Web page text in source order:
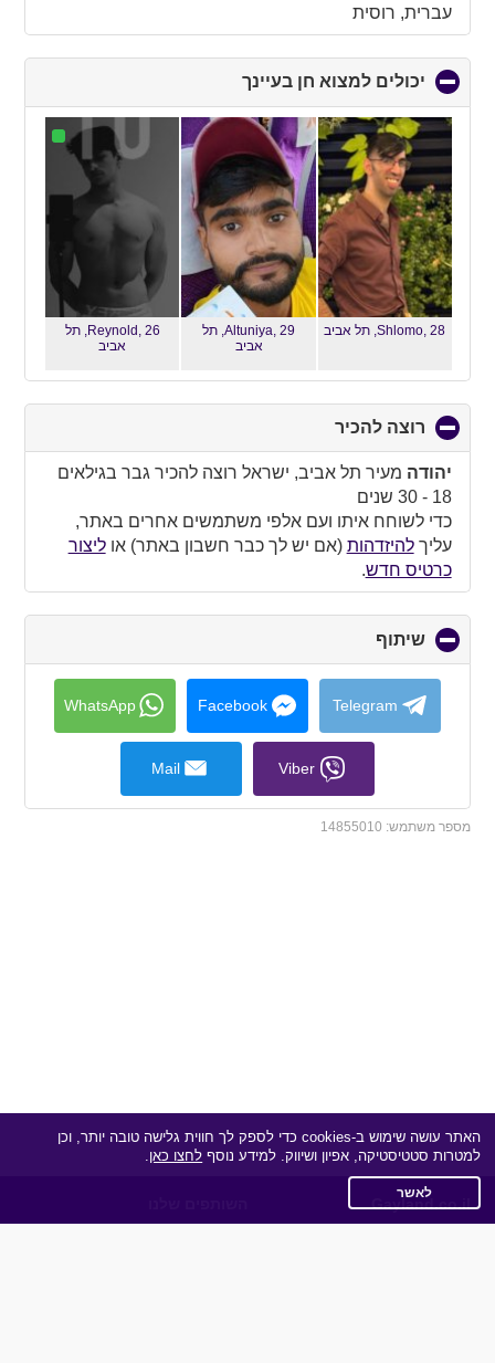
עברית, רוסית
יכולים למצוא חן בעיינך
to
collapse
contents
Shlomo, 28, תל אביב Altuniya, 29, תל
אביב
Reynold, 26, תל
אביב
רוצה להכיר
to
collapse
יהודה מעיר תל אביב, ישראל רוצה להכיר גבר בגילאים
18 - 30 שנים
כדי לשוחח איתו ועם אלפי משתמשים אחרים באתר,
עליךלהיזדהות (אם יש לך כבר חשבון באתר) אוליצור
כרטיס חדש.
שיתוף
to
collapse
contents
Telegram
Facebook
WhatsApp
Viber
Mail
מספר משתמש: 14855010
Gayland.co.il
האתר עושה שימוש ב-cookies כדי לספק לך חווית גלישה טובה יותר, וכן
למטרות סטטיסטיקה, אפיון ושיווק. למידע נוסף לחצו כאן.
לאשר